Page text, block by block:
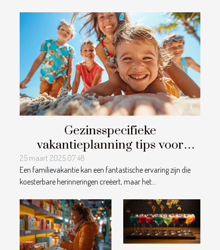
Gezinsspecifieke
vakantieplanning tips voor
memorabele en stressvrije
reizen met kinderen
25 maart 2025 07:48
Een familievakantie kan een fantastische ervaring zijn die
koesterbare herinneringen creëert, maar het...